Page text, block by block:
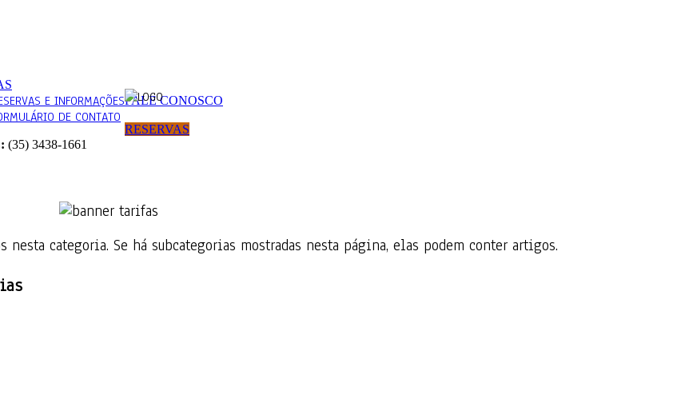
FALE CONOSCO
E INFORMAÇÕES
DE CONTATO
RESERVAS
(35) 3438-1661
nesta categoria. Se há subcategorias mostradas nesta página, elas podem conter artigos.